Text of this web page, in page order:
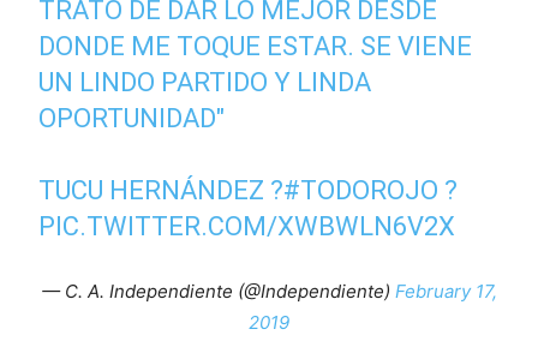
TRATO DE DAR LO MEJOR DESDE
DONDE ME TOQUE ESTAR. SE VIENE
UN LINDO PARTIDO Y LINDA
OPORTUNIDAD"
TUCU HERNÁNDEZ ?#TODOROJO ?
PIC.TWITTER.COM/XWBWLN6V2X
— C. A. Independiente (@Independiente) February 17,
2019